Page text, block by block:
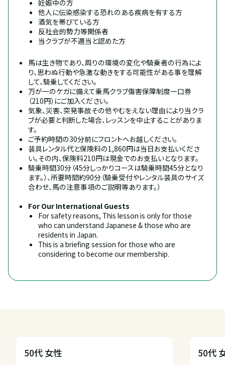
妊娠中の方
他人に伝染感染する恐れのある疾病を有する方
酒気を帯びている方
反社会的勢力等関係者
当クラブが不適当と認めた方
馬は生き物であり、周りの環境の変化や騎乗者の行為によ
り、思わぬ行動や急激な動きをする可能性がある事を理解
して、騎乗してください。
万が一のケガに備えて乗馬クラブ傷害保障制度一口券
（210円）にご加入ください。
気象、災害、突発事故その他やむをえない理由により当クラ
ブが必要と判断した場合、レッスンを中止することがありま
す。
ご予約時間の30分前にフロントへお越しください。
装具レンタル代と保険料の1,860円は当日お支払いくださ
い。その内、保険料210円は現金でのお支払いとなります。
騎乗時間30分（45分しっかりコースは騎乗時間45分となり
ます。）、所要時間約90分（騎乗受付やレンタル装具のサイズ
合わせ、馬の注意事項のご説明等あります。）
For Our International Guests
For safety reasons, This lesson is only for those
who can understand Japanese & those who are
residents in Japan.
This is a briefing session for those who are
considering to become our membership.
50代 女性 50代